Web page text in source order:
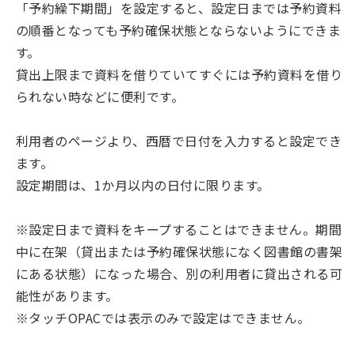
「予約繰下期間」を設定すると、設定日までは予約資料
の順番となっても予約確保状態とならないようにできま
す。
貸出上限まで資料を借りていてすぐには予約資料を借り
られない時などに便利です。
利用者のページより、西暦で日付を入力すると設定でき
ます。
設定期間は、1か月以内の日付に限ります。
※設定日まで資料をキープすることはできません。期間
中に在架（貸出または予約確保状態になく図書館の書架
にある状態）になった場合、別の利用者に貸出される可
能性があります。
※タッチOPACでは表示のみで設定はできません。